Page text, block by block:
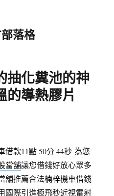
落格
抽化糞池的神
的導熱膠片
借款11點 50分 44秒 為您
當舖讓您借錢好放心眾多
舖推薦合法楠梓機車借錢
國際引進極飛秒近視雷射